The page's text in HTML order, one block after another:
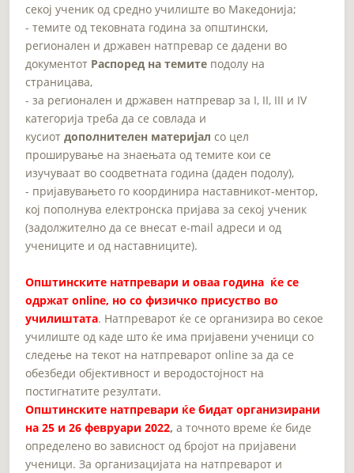
секој ученик од средно училиште во Македонија;
- темите од тековната година за општински,
регионален и државен натпревар се дадени во
документот Распоред на темите подолу на
страницава,
- за регионален и државен натпревар за I, II, III и IV
категорија треба да се совлада и
кусиотдополнителен материјал со цел
проширување на знаењата од темите кои се
изучуваат во соодветната година (даден подолу),
- пријавувањето го координира наставникoт-ментор,
кој пополнува електронска пријава за секој ученик
(задолжително да се внесат е-mail адреси и од
учениците и од наставниците).
Општинските натпревари и оваа година ќе се
одржат online, но со физичко присуство во
училиштата. Натпреварот ќе се организира во секое
училиште од каде што ќе има пријавени ученици со
следење на текот на натпреварот online за да се
обезбеди објективност и веродостојност на
постигнатите резултати.
Општинските натпревари ќе бидат организирани
на 25 и 26 февруари 2022, а точното време ќе биде
определено во зависност од бројот на пријавени
ученици. За организацијата на натпреварот и